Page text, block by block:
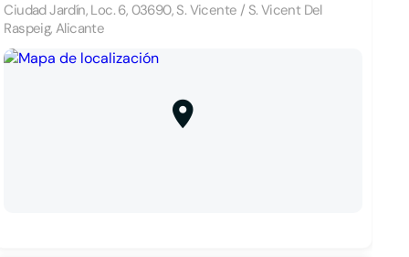
Ciudad Jardín, Loc. 6, 03690, S. Vicente / S. Vicent Del
Raspeig, Alicante